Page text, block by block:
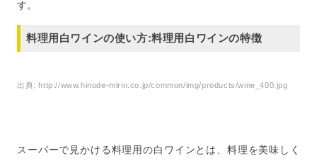
10
料理が美味しくなる白ワインレシピ:白ワインが香るステ
ホイル焼き
13
白ワインに合う料理レシピのまとめ
す。
料理用白ワインの使い方:料理用白ワインの特徴
出典:http://www.hinode-mirin.co.jp/common/img/products/wine_400.jpg
スーパーで見かける料理用の白ワインとは、料理を美味しく